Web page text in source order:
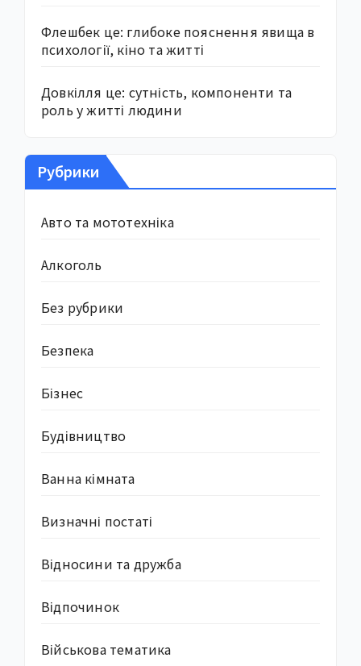
Флешбек це: глибоке пояснення явища в
психології, кіно та житті
Довкілля це: сутність, компоненти та
роль у житті людини
Рубрики
Авто та мототехніка
Алкоголь
Без рубрики
Безпека
Бізнес
Будівництво
Ванна кімната
Визначні постаті
Відносини та дружба
Відпочинок
Військова тематика